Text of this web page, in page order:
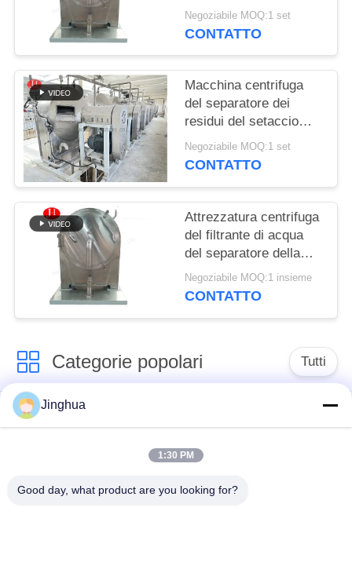
POLITICA
SULLA
PRIVACY
setaccio centrifugo
modificata alimento
Negoziabile MOQ:1 set
CONTATTO
Macchina centrifuga
del separatore dei
residui del setaccio
della macchina
dell'amido di frumento
Negoziabile MOQ:1 set
CONTATTO
Attrezzatura centrifuga
del filtrante di acqua
del separatore della
fibra dei residui
dell'amido di frumento
Negoziabile MOQ:1 insieme
CONTATTO
Categorie popolari Tutti
Attrezzatura di
elaborazione
elaborazione della
farina della manioca
macchina per la
Jinghua
1:30 PM
Good day, what product are you looking for?